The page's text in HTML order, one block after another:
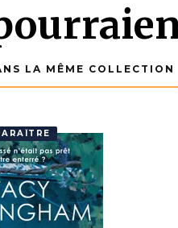
LA MÊME COLLECTION